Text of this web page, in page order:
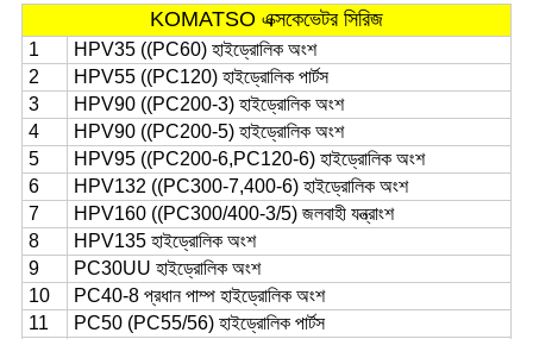
KOMATSO এক্সকেভেটর সিরিজ
1
HPV35 ((PC60) হাইড্রোলিক অংশ
2
HPV55 ((PC120) হাইড্রোলিক পার্টস
3
HPV90 ((PC200-3) হাইড্রোলিক অংশ
4
HPV90 ((PC200-5) হাইড্রোলিক অংশ
5
HPV95 ((PC200-6,PC120-6) হাইড্রোলিক অংশ
6
HPV132 ((PC300-7,400-6) হাইড্রোলিক অংশ
7
HPV160 ((PC300/400-3/5) জলবাহী যন্ত্রাংশ
8
HPV135 হাইড্রোলিক অংশ
9
PC30UU হাইড্রোলিক অংশ
10
PC40-8 প্রধান পাম্প হাইড্রোলিক অংশ
11
PC50 (PC55/56) হাইড্রোলিক পার্টস